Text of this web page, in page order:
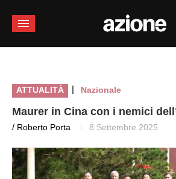
ATTUALITÀ | Nazionale
Maurer in Cina con i nemici
/ Roberto Porta 8 Settembre 2025